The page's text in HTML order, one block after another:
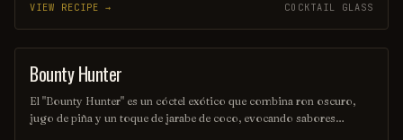
equilibrado, lo convierten en una opción perfecta para quienes
buscan una bebida elegante y sofisticada. Ideal para disfrutar en una
noche especial o como aperitivo antes de una cena.
VIEW RECIPE → COCKTAIL GLASS
COCKTAIL
Bounty Hunter
El "Bounty Hunter" es un cóctel exótico que combina ron oscuro,
jugo de piña y un toque de jarabe de coco, evocando sabores